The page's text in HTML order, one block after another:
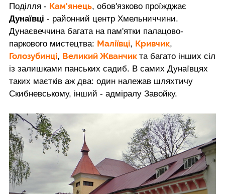
Поділля - Кам'янець, обов'язково проїжджає
Дунаївці - районний центр Хмельниччини.
Дунаєвеччина багата на пам'ятки палацово-
паркового мистецтва: Маліївці, Кривчик,
Голозубинці, Великий Жванчик та багато інших сіл
із залишками панських садиб. В самих Дунаївцях
таких маєтків аж два: один належав шляхтичу
Скибневському, інший - адміралу Завойку.